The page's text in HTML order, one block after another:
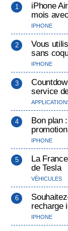
iPhone
mois
IPHONE
Vous
sans
IPHONE
service
Bon plan
IPHONE
La
de Tesla
VÉHICULES
recharge
IPHONE